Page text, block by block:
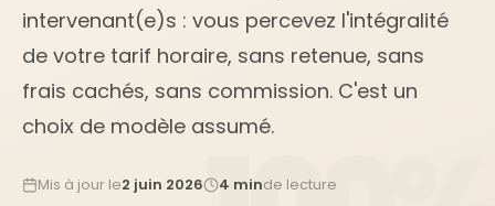
intervenant(e)s : vous percevez l'intégralité
de votre tarif horaire, sans retenue, sans
frais cachés, sans commission. C'est un
choix de modèle assumé.
Mis à jour le2 juin 2026 4 minde lecture